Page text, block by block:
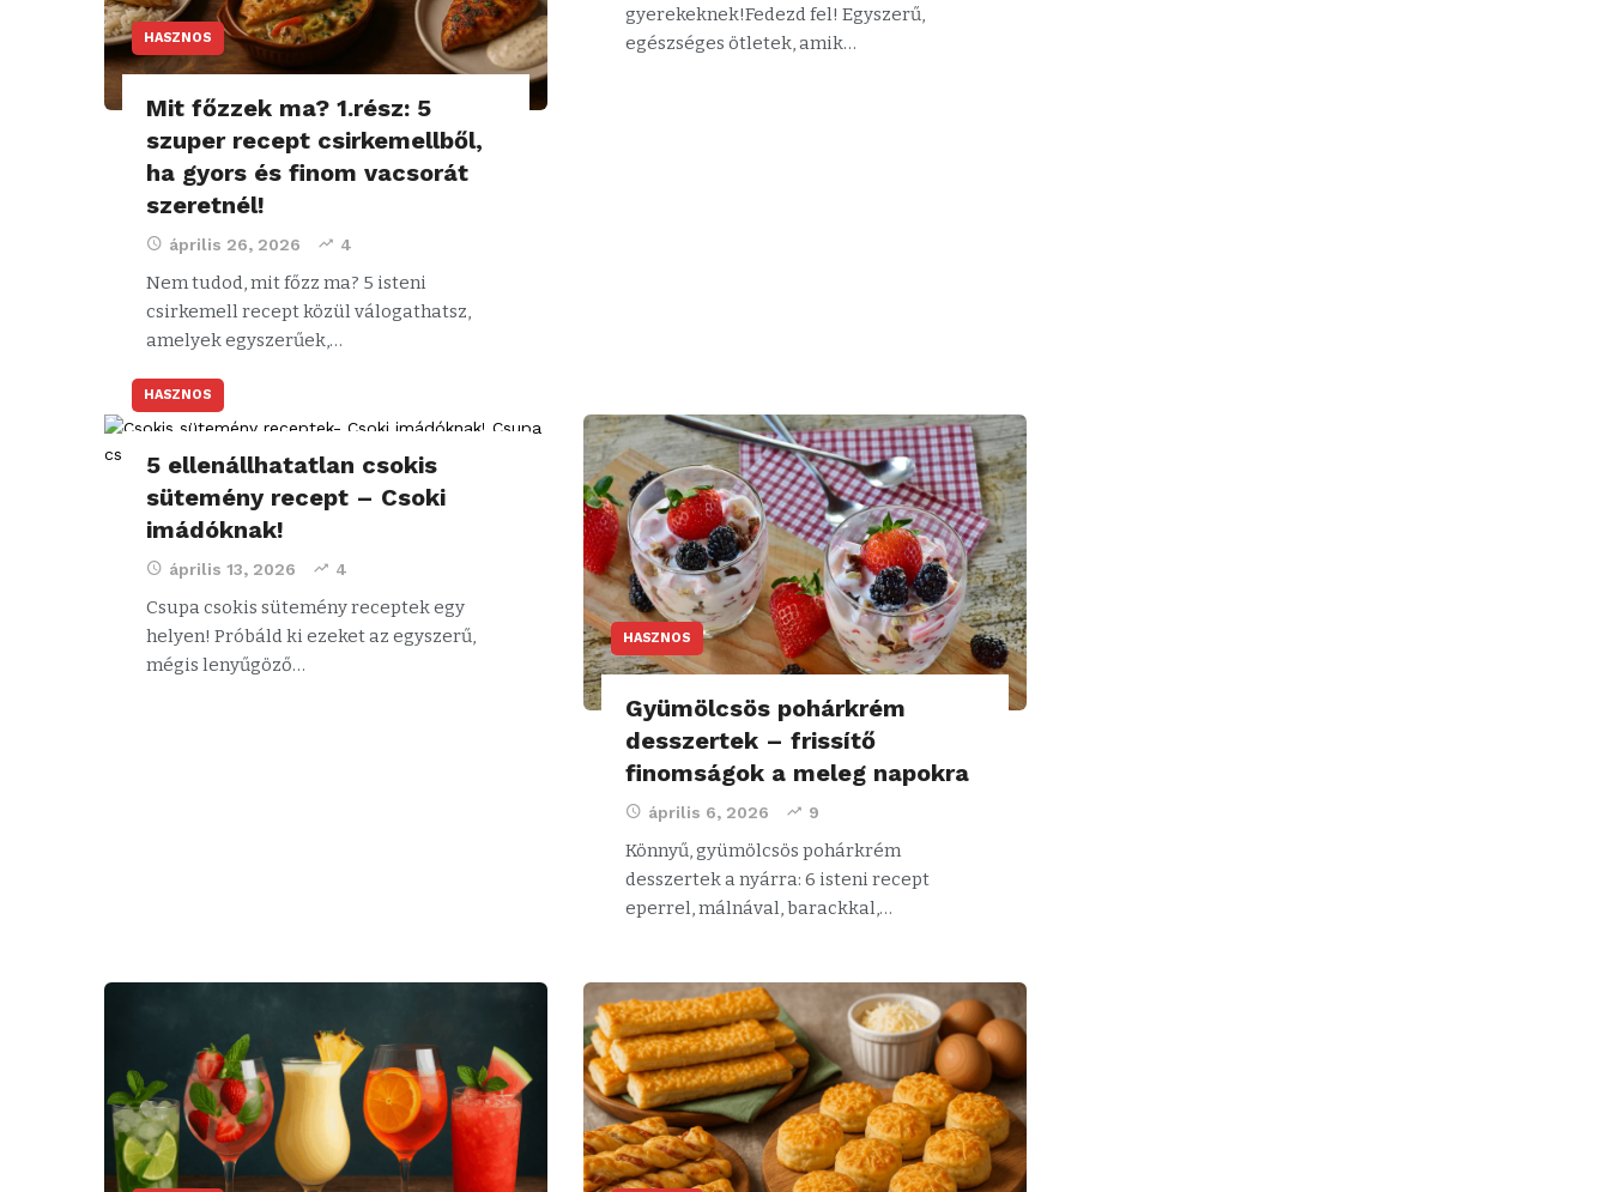
HASZNOS
Mit főzzek ma? 1.rész: 5
szuper recept csirkemellből,
ha gyors és finom vacsorát
szeretnél!
április 26, 2026 4
Nem tudod, mit főzz ma? 5 isteni
csirkemell recept közül válogathatsz,
amelyek egyszerűek,…
gyerekeknek!Fedezd fel! Egyszerű,
egészséges ötletek, amik…
HASZNOS
5 ellenállhatatlan csokis
sütemény recept – Csoki
imádóknak!
április 13, 2026 4
Csupa csokis sütemény receptek egy
helyen! Próbáld ki ezeket az egyszerű,
mégis lenyűgöző…
HASZNOS
Gyümölcsös pohárkrém
desszertek – frissítő
finomságok a meleg napokra
április 6, 2026 9
Könnyű, gyümölcsös pohárkrém
desszertek a nyárra: 6 isteni recept
eperrel, málnával, barackkal,…